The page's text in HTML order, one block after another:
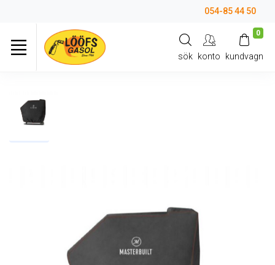
054-85 44 50
sök konto
0
kundvagn